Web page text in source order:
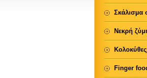
Σκάλισμα
Νεκρή
Finger